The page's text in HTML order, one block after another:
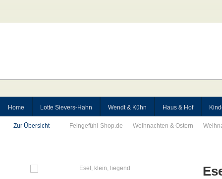
Home Lotte Sievers-Hahn Wendt & Kühn Haus & Hof
Zur Übersicht Feingefühl-Shop.de Weihnachten & Ostern